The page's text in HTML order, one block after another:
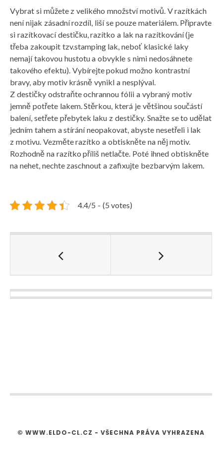
Vybrat si můžete z velikého množství motivů. V razítkách
není nijak zásadní rozdíl, liší se pouze materiálem. Připravte
si razítkovací destičku, razítko a lak na razítkování (je
třeba zakoupit tzv.stamping lak, neboť klasické laky
nemají takovou hustotu a obvykle s nimi nedosáhnete
takového efektu). Vybírejte pokud možno kontrastní
bravy, aby motiv krásně vynikl a nesplýval.
Z destičky odstraňte ochrannou fólii a vybraný motiv
jemně potřete lakem. Stěrkou, která je většinou součástí
balení, setřete přebytek laku z destičky. Snažte se to udělat
jedním tahem a stírání neopakovat, abyste nesetřeli i lak
z motivu. Vezměte razítko a obtiskněte na něj motiv.
Rozhodně na razítko příliš netlačte. Poté ihned obtiskněte
na nehet, nechte zaschnout a zafixujte bezbarvým lakem.
4.4/5 - (5 votes)
© WWW.ELDO-CL.CZ - VŠECHNA PRÁVA VYHRAZENA